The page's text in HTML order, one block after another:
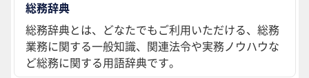
総務辞典
総務辞典とは、どなたでもご利用いただける、総務
業務に関する一般知識、関連法令や実務ノウハウな
ど総務に関する用語辞典です。